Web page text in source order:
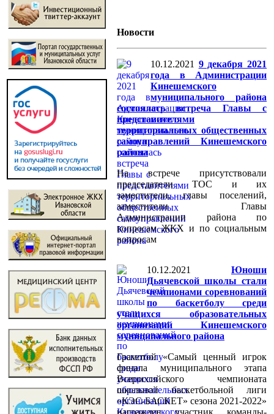
Новости
10.12.2021 9 декабря 2021
года в Администрации
Кинешемского
муниципального района
состоялась встреча Главы с
представителями
территориальных общественных
самоуправлений Кинешемского
района
На встрече присутствовали
председатели ТОС и их
заместители, главы поселений,
заместители Главы
Администрации района по
вопросам ЖКХ и по социальным
вопросам
10.12.2021
Юноши
Дьячевской школы стали
чемпионами соревнований
по баскетболу среди
учащихся образовательных
организаций Кинешемского
муниципального района
Грамотой «Самый ценный игрок
финала муниципального этапа
Всероссийского чемпионата
школьной баскетбольной лиги
«КЭС-БАСКЕТ» сезона 2021-2022»
награжден участник команды-